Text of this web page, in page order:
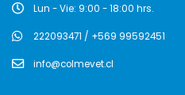
Lun - Vie: 9:00 - 18:00 hrs.
222093471 / +569 99592451
info@colmevet.cl